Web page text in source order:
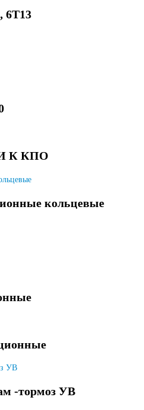
6Т13
К КПО
кольцевые
УВ
-тормоз УВ